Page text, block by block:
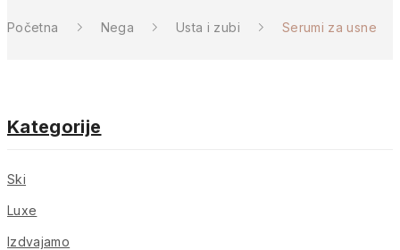
Početna Nega Usta i zubi Serumi za usne
Kategorije
Ski
Luxe
Izdvajamo